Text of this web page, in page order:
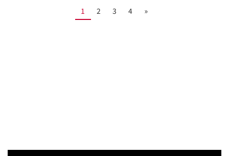
1 2 3 4 »